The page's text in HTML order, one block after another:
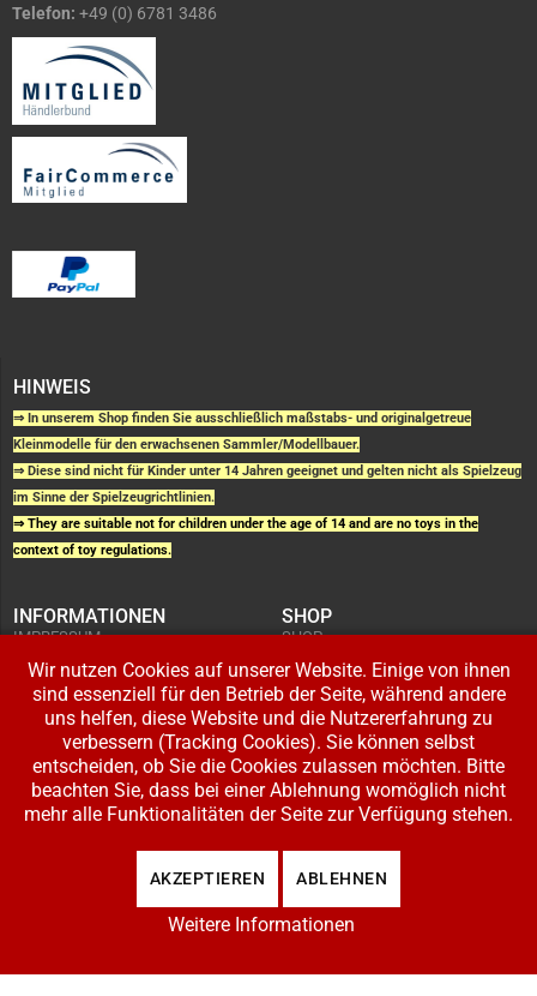
Telefon: +49 (0) 6781 3486
HINWEIS
⇒ In unserem Shop finden Sie ausschließlich maßstabs- und originalgetreue
Kleinmodelle für den erwachsenen Sammler/Modellbauer.
⇒ Diese sind nicht für Kinder unter 14 Jahren geeignet und gelten nicht als Spielzeug
im Sinne der Spielzeugrichtlinien.
⇒ They are suitable not for children under the age of 14 and are no toys in the
context of toy regulations.
INFORMATIONEN
IMPRESSUM
KUNDENINFORMATIONEN
WIDERRUFSRECHT
DATENSCHUTZERKLÄRUNG
ZAHLUNG UND VERSAND
SHOP
SHOP
BESTELLUNGEN
ADRESSE BEARBEITEN
IHR KONTO
LOGIN
REGISTRIEREN
Copyright © 2026 Modellbahnladen Klee GbR. Alle Rechte vorbehalten. Design:
Wir nutzen Cookies auf unserer Website. Einige von ihnen
sind essenziell für den Betrieb der Seite, während andere
uns helfen, diese Website und die Nutzererfahrung zu
verbessern (Tracking Cookies). Sie können selbst
entscheiden, ob Sie die Cookies zulassen möchten. Bitte
beachten Sie, dass bei einer Ablehnung womöglich nicht
mehr alle Funktionalitäten der Seite zur Verfügung stehen.
AKZEPTIEREN ABLEHNEN
Weitere Informationen